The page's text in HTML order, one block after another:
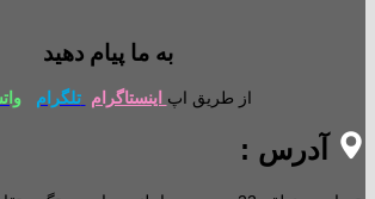
به ما پیام دهید
از طریق اپ اینستاگرام تلگرام
آدرس :